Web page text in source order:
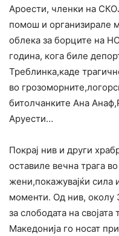
Ароести, членки на
помош и организирале
облека за борците на
година, кога биле
Треблинка,каде
во
битолчанките Ана
Аруести…
Покрај нив и други
оставиле вечна трага
жени,покажувајќи сила
моменти. Од нив, околу
за слободата на
Македонија го носат